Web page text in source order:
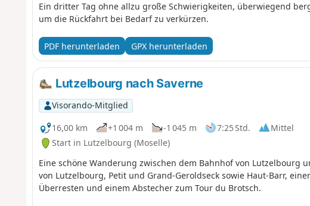
Ein dritter Tag ohne allzu große Schwierigkeiten, überwiegend
um die Rückfahrt bei Bedarf zu verkürzen.
PDF herunterladen GPX herunterladen
Lutzelbourg nach Saverne
Visorando-Mitglied
16,00 km
+1 004 m -1 045 m 7:25 Std.
Mittel
Start in Lutzelbourg (Moselle)
Eine schöne Wanderung zwischen dem Bahnhof von Lutzelbourg
von Lutzelbourg, Petit und Grand-Geroldseck sowie Haut-Barr,
Überresten und einem Abstecher zum Tour du Brotsch.